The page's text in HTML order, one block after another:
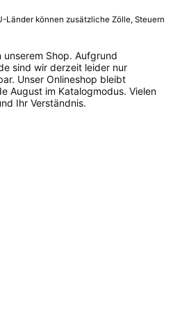
Länder können zusätzliche Zölle, Steuern
unserem Shop. Aufgrund
sind wir derzeit leider nur
Unser Onlineshop bleibt
August im Katalogmodus. Vielen
Ihr Verständnis.